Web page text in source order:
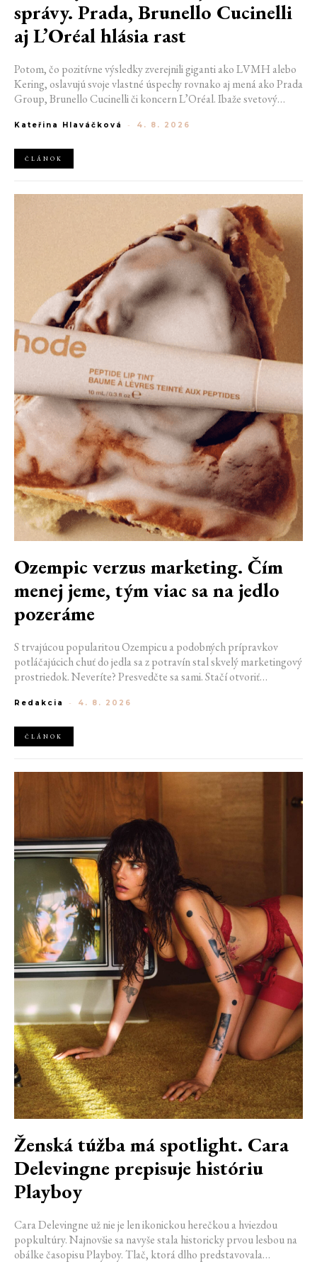
správy. Prada, Brunello Cucinelli
aj L’Oréal hlásia rast
Potom, čo pozitívne výsledky zverejnili giganti ako LVMH alebo
Kering, oslavujú svoje vlastné úspechy rovnako aj mená ako Prada
Group, Brunello Cucinelli či koncern L’Oréal. Ibaže svetový
opatrných zákazníkov, vyzerá to, že sa mu možno začína svitať na
Kateřina Hlaváčková - 4. 8. 2026
ČLÁNOK
Ozempic verzus marketing. Čím
menej jeme, tým viac sa na jedlo
pozeráme
S trvajúcou popularitou Ozempicu a podobných prípravkov
potláčajúcich chuť do jedla sa z potravín stal skvelý marketingový
prostriedok. Neveríte? Presvedčte sa sami. Stačí otvoriť
príspevku vykukuje maslový croissant, miska plná šťavnatých
stalo niečo, k čomu aspirujeme?
Redakcia - 4. 8. 2026
ČLÁNOK
Ženská túžba má spotlight. Cara
Delevingne prepisuje históriu
Playboy
Cara Delevingne už nie je len ikonickou herečkou a hviezdou
popkultúry. Najnovšie sa navyše stala historicky prvou lesbou na
obálke časopisu Playboy. Tlač, ktorá dlho predstavovala